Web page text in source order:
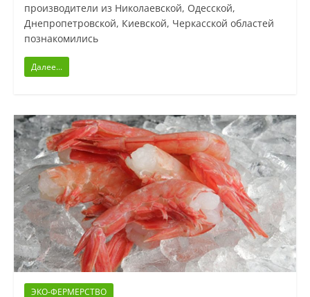
производители из Николаевской, Одесской,
Днепропетровской, Киевской, Черкасской областей
познакомились
Далее...
ЭКО-ФЕРМЕРСТВО